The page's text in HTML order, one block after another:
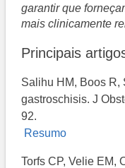
garantir que
mais clinicamente
Principais
Salihu HM, Boos R,
gastroschisis. J
92.
Resumo
Torfs CP, Velie EM,